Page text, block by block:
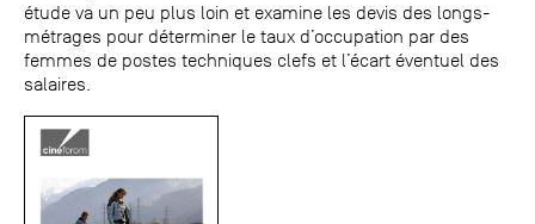
étude va un peu plus loin et examine les devis des longs-
métrages pour déterminer le taux d’occupation par des
femmes de postes techniques clefs et l’écart éventuel des
salaires.